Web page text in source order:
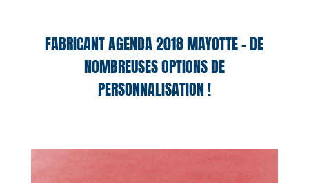
FABRICANT AGENDA 2018 MAYOTTE – DE
NOMBREUSES OPTIONS DE
PERSONNALISATION !